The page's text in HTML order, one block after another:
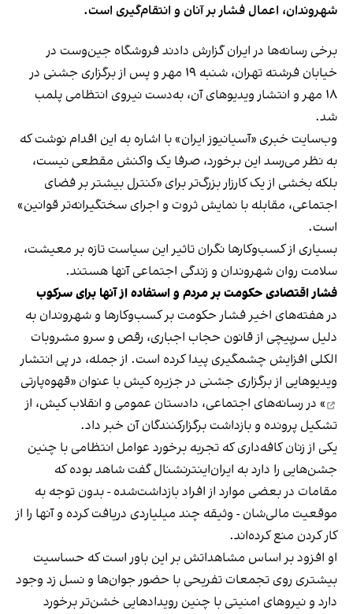
شهروندان، اعمال فشار بر آنان و انتقام‌گیری است.
برخی رسانه‌ها در ایران گزارش دادند فروشگاه جین‌وست در
خیابان فرشته تهران، شنبه ۱۹ مهر و پس از برگزاری جشنی در
۱۸ مهر و انتشار ویدیوهای آن، به‌دست نیروی انتظامی پلمب
شد.
وب‌سایت خبری «آسیانیوز ایران» با اشاره به این اقدام نوشت که
به نظر می‌رسد این برخورد، صرفا یک واکنش مقطعی نیست،
بلکه بخشی از یک کارزار بزرگ‌تر برای «کنترل بیشتر بر فضای
اجتماعی، مقابله با نمایش ثروت و اجرای سختگیرانه‌تر قوانین»
است.
بسیاری از کسب‌وکارها نگران تاثیر این سیاست‌ تازه بر معیشت،
سلامت روان شهروندان و زندگی اجتماعی آنها هستند.
فشار اقتصادی حکومت بر مردم و استفاده از آنها برای سرکوب
در هفته‌های اخیر فشار حکومت بر کسب‌وکارها و شهروندان به
دلیل سرپیچی از قانون حجاب اجباری، رقص و سرو مشروبات
الکلی افزایش چشمگیری پیدا کرده است. از جمله، در پی انتشار
ویدیوهایی از برگزاری جشنی در جزیره کیش با عنوان «قهوه‌پارتی
» در رسانه‌های اجتماعی، دادستان عمومی و انقلاب کیش، از
تشکیل پرونده و بازداشت برگزارکنندگان آن خبر داد.
یکی از زنان کافه‌داری که تجربه برخورد عوامل انتظامی با چنین
جشن‌هایی را دارد به ایران‌اینترنشنال گفت شاهد بوده که
مقامات در بعضی موارد از افراد بازداشت‌‌شده - بدون توجه به
موقعیت مالی‌شان - وثیقه چند میلیاردی دریافت کرده و آنها را از
کار کردن منع کرده‌اند.
او افزود بر اساس مشاهداتش بر این باور است که حساسیت
بیشتری روی تجمعات تفریحی با حضور جوان‌ها و نسل زد وجود
دارد و نیروهای امنیتی با چنین رویدادهایی خشن‌تر برخورد